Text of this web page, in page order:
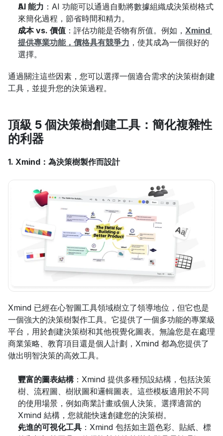
AI 能力 ：AI 功能可以通過自動將數據組織成決策樹格式
來簡化過程，節省時間和精力。
成本 vs. 價值 ：評估功能是否物有所值。例如， Xmind
提供專業功能，價格具有競爭力 ，使其成為一個很好的
選擇。
通過關注這些因素，您可以選擇一個適合需求的決策樹創建
工具，並提升您的決策過程。
頂級 5 個決策樹創建工具：簡化複雜性
的利器
1. Xmind：為決策樹製作而設計
Xmind 已經在心智圖工具領域樹立了領導地位，但它也是
一個強大的決策樹製作工具。它提供了一個多功能的專業級
平台，用於創建決策樹和其他視覺化圖表。無論您是在處理
商業策略、教育項目還是個人計劃，Xmind 都為您提供了
做出明智決策的高效工具。
豐富的圖表結構 ：Xmind 提供多種預設結構，包括決策
樹、流程圖、樹狀圖和邏輯圖表。這些模板適用於不同
的使用場景，例如商業計畫或個人決策。選擇適當的
Xmind 結構，您就能快速創建您的決策樹。
先進的可視化工具 ：Xmind 包括如主題色彩、貼紙、標